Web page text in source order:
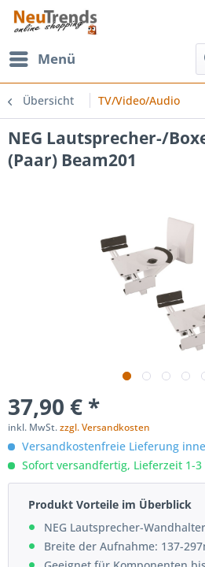
Menü
Übersicht TV/Video/Audio
NEG Lautsprecher-/
(Paar) Beam201
37,90 € *
inkl. MwSt.zzgl. Versandkosten
Versandkostenfreie Lieferung
Sofort versandfertig, Lieferzeit 1-3
Produkt Vorteile im Überblick
NEG Lautsprecher-
Breite der Aufnahme: 137-